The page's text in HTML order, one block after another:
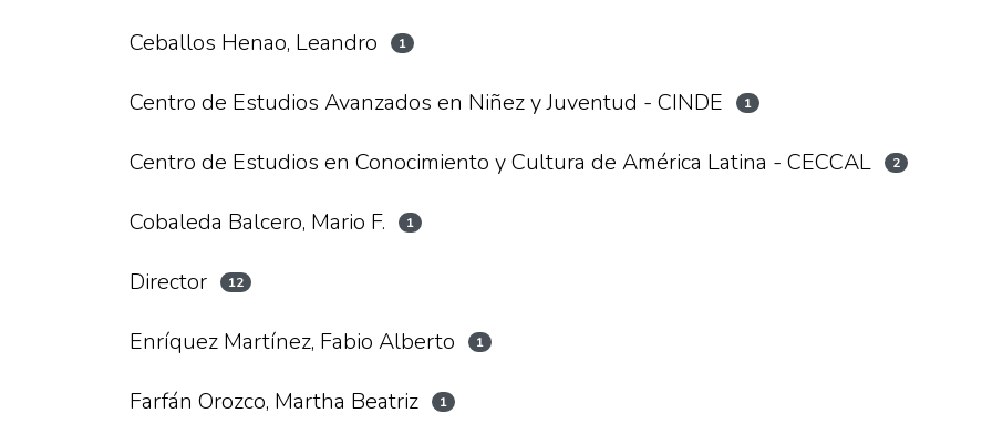
Ceballos Henao, Leandro 1
Centro de Estudios Avanzados en Niñez y Juventud - CINDE 1
Centro de Estudios en Conocimiento y Cultura de América Latina - CECCAL 2
Cobaleda Balcero, Mario F. 1
Director 12
Enríquez Martínez, Fabio Alberto 1
Farfán Orozco, Martha Beatriz 1